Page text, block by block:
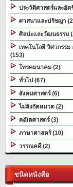
ประวัติศาสตร์และอัต
ศาสนาและปรัชญา
ศิลปะและวัฒนธรรม
เทคโนโลยี วิศวกรร
(153)
โทรคมนาคม (2)
ทั่วไป (67)
สังคมศาสตร์ (6)
ไม่สังกัดหมวด (2)
คณิตศาสตร์ (3)
ภาษาศาสตร์ (10)
วรรณคดี (2)
ชนิดหนังสือ